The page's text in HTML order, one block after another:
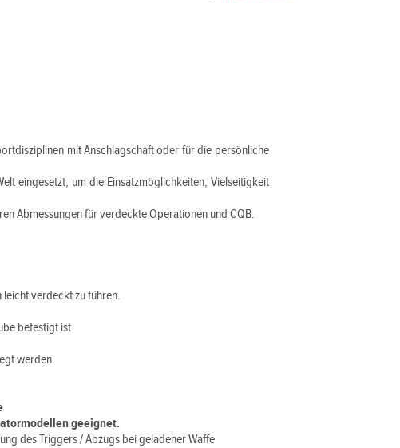
mit Anschlagschaft oder für die persönliche
eingesetzt, um die Einsatzmöglichkeiten, Vielseitigkeit
Abmessungen für verdeckte Operationen und CQB.
leicht verdeckt zu führen.
befestigt ist
werden.
geeignet.
des Triggers / Abzugs bei geladener Waffe